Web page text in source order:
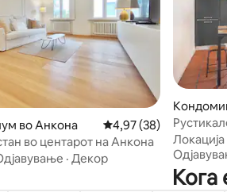
во Анкона Просечна оцена:
4,97 (38)
во центарот на Анкона
· Декор
Анкона
Локација
Кога